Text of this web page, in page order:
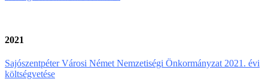
2021
Sajószentpéter Városi Német Nemzetiségi Önkormányzat 2021. évi
költségvetése